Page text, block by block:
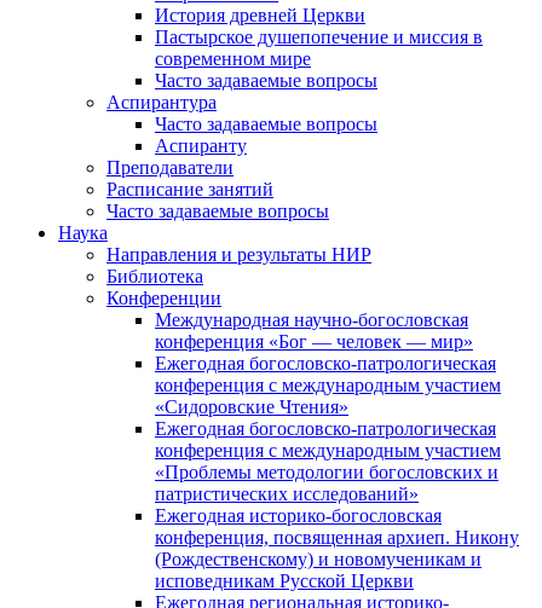
История древней Церкви
Пастырское душепопечение и миссия в
современном мире
Часто задаваемые вопросы
Аспирантура
Часто задаваемые вопросы
Аспиранту
Преподаватели
Расписание занятий
Часто задаваемые вопросы
Наука
Направления и результаты НИР
Библиотека
Конференции
Международная научно-богословская
конференция «Бог — человек — мир»
Ежегодная богословско-патрологическая
конференция с международным участием
«Сидоровские Чтения»
Ежегодная богословско-патрологическая
конференция с международным участием
«Проблемы методологии богословских и
патристических исследований»
Ежегодная историко-богословская
конференция, посвященная архиеп. Никону
(Рождественскому) и новомученикам и
исповедникам Русской Церкви
Ежегодная региональная историко-